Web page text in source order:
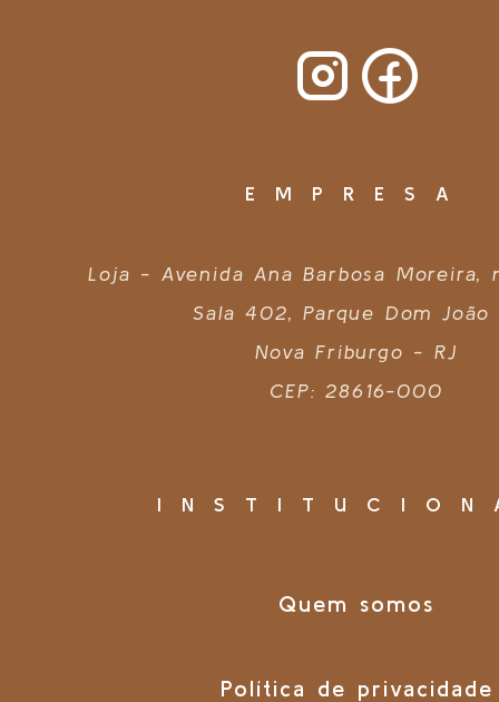
EMPRESA
Loja - Avenida Ana Barbosa Moreira,
Sala 402, Parque Dom João
Nova Friburgo - RJ
CEP: 28616-000
Quem somos
Política de privacidade